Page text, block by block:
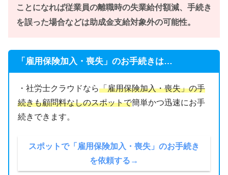
ことになれば従業員の離職時の失業給付額減、手続き
を誤った場合などは助成金支給対象外の可能性。
「雇用保険加入・喪失」のお手続きは…
・社労士クラウドなら「雇用保険加入・喪失」の手
続きも顧問料なしのスポットで簡単かつ迅速にお手
続きできます。
スポットで「雇用保険加入・喪失」のお手続き
を依頼する→